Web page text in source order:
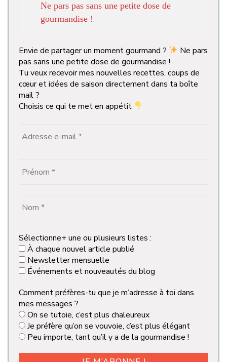
Ne pars pas sans une petite dose de
gourmandise !
Envie de partager un moment gourmand ?
Ne pars
pas sans une petite dose de gourmandise !
Tu veux recevoir mes nouvelles recettes, coups de
cœur et idées de saison directement dans ta boîte
mail ?
Choisis ce qui te met en appétit
Sélectionne+ une ou plusieurs listes :
À chaque nouvel article publié
Newsletter mensuelle
Événements et nouveautés du blog
Comment préfères-tu que je m’adresse à toi dans
mes messages ?
On se tutoie, c’est plus chaleureux
Je préfère qu’on se vouvoie, c’est plus élégant
Peu importe, tant qu’il y a de la gourmandise !